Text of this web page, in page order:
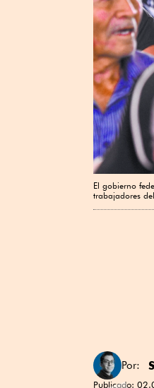
El gobierno
trabajadores
Por:
Publicado: